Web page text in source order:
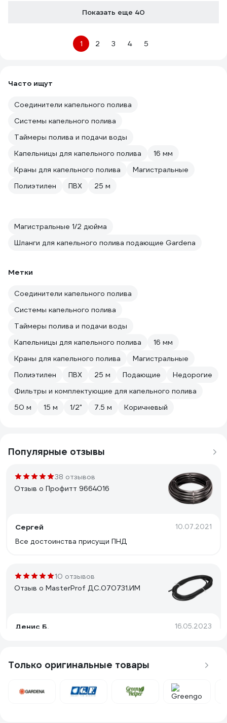
Показать еще 40
1 2 3 4 5
Часто ищут
Соединители капельного полива
Системы капельного полива
Таймеры полива и подачи воды
Капельницы для капельного полива
16 мм
Краны для капельного полива
Магистральные
Полиэтилен
ПВХ 25 м
Магистральные 1/2 дюйма
Шланги для капельного полива подающие Gardena
Метки
Соединители капельного полива
Системы капельного полива
Таймеры полива и подачи воды
Капельницы для капельного полива
16 мм
Краны для капельного полива
Магистральные
Полиэтилен
ПВХ 25 м Подающие
Недорогие
Фильтры и комплектующие для капельного полива
50 м
15 м 1/2" 7.5 м Коричневый
Популярные отзывы
38 отзывов
Отзыв о Профитт 9664016
Сергей 10.07.2021
Все достоинства присущи ПНД
10 отзывов
Отзыв о MasterProf ДС.070731.ИМ
Денис Б. 16.05.2023
6 отзывов
Отзыв о VIOLA 531394
Только оригинальные товары